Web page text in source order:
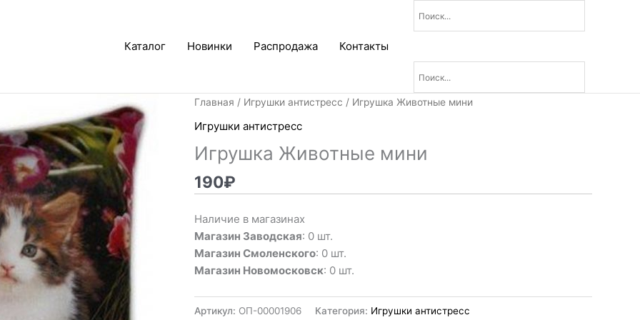
Каталог Новинки Распродажа Контакты
Главная / Игрушки антистресс / Игрушка Животные мини
Игрушки антистресс
Игрушка Животные мини
190₽
Наличие в магазинах
Магазин Заводская: 0 шт.
Магазин Смоленского: 0 шт.
Магазин Новомосковск: 0 шт.
Артикул: ОП-00001906 Категория: Игрушки антистресс